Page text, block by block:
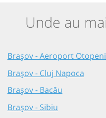
Unde au
Brașov - Aeroport Otopeni
Brașov - Cluj Napoca
Brașov - Bacău
Brașov - Sibiu